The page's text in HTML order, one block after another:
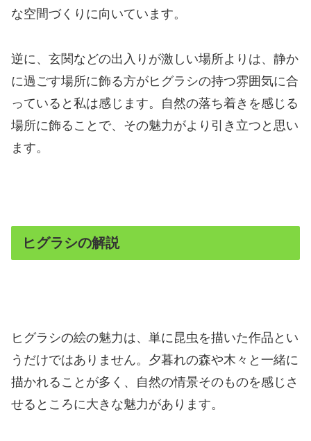
な空間づくりに向いています。
逆に、玄関などの出入りが激しい場所よりは、静か
に過ごす場所に飾る方がヒグラシの持つ雰囲気に合
っていると私は感じます。自然の落ち着きを感じる
場所に飾ることで、その魅力がより引き立つと思い
ます。
ヒグラシの解説
ヒグラシの絵の魅力は、単に昆虫を描いた作品とい
うだけではありません。夕暮れの森や木々と一緒に
描かれることが多く、自然の情景そのものを感じさ
せるところに大きな魅力があります。